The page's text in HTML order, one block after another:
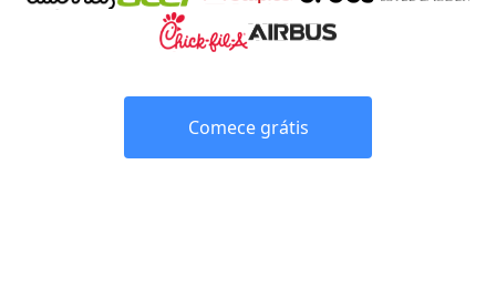
Comece grátis